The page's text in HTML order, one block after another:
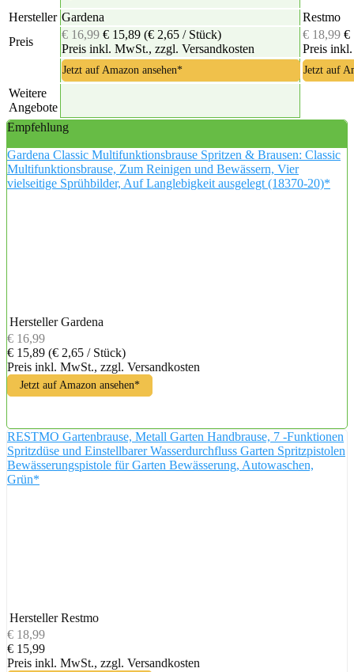
Hersteller Gardena
Restmo
Preis
€ 16,99 € 15,89 (€ 2,65 / Stück)
Preis inkl. MwSt., zzgl. Versandkosten
€ 18,99 €
Preis
Jetzt auf Amazon ansehen* Jetzt auf
Weitere
Angebote
Empfehlung
Gardena Classic Multifunktionsbrause Spritzen & Brausen: Classic
Multifunktionsbrause, Zum Reinigen und Bewässern, Vier
vielseitige Sprühbilder, Auf Langlebigkeit ausgelegt (18370-20)*
Hersteller Gardena
€ 16,99
€ 15,89 (€ 2,65 / Stück)
Preis inkl. MwSt., zzgl. Versandkosten
Jetzt auf Amazon ansehen*
RESTMO Gartenbrause, Metall Garten Handbrause, 7 -Funktionen
Spritzdüse und Einstellbarer Wasserdurchfluss Garten Spritzpistolen
Bewässerungspistole für Garten Bewässerung, Autowaschen,
Grün*
Hersteller Restmo
€ 18,99
€ 15,99
Preis inkl. MwSt., zzgl. Versandkosten